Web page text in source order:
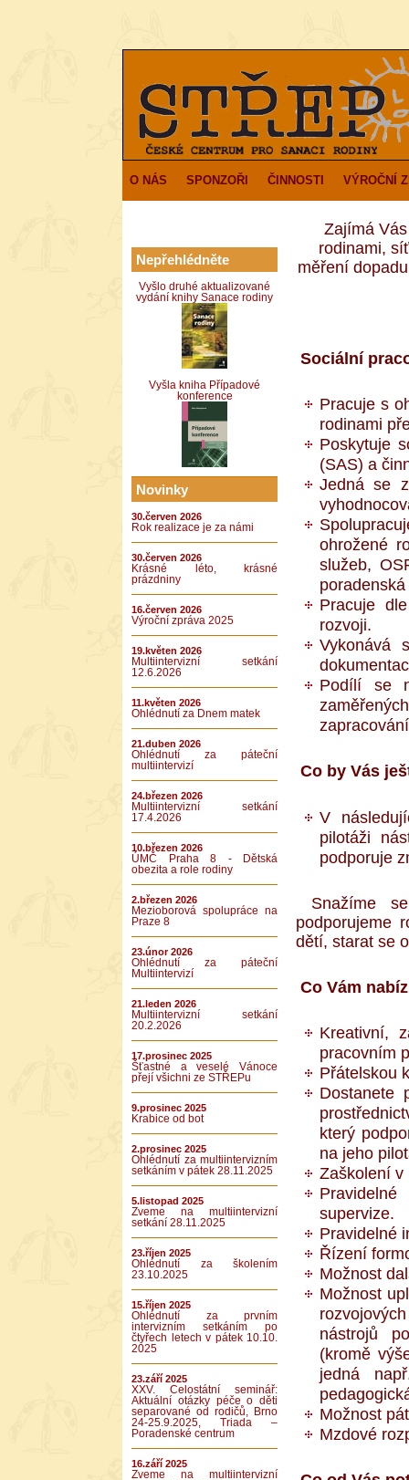
O NÁS SPONZOŘI ČINNOSTI VÝROČNÍ
Nepřehlédněte
Vyšlo druhé aktualizované
vydání knihy Sanace rodiny
Vyšla kniha Případové
konference
Novinky
30.červen 2026
Rok realizace je za námi
30.červen 2026
Krásné léto, krásné
prázdniny
16.červen 2026
Výroční zpráva 2025
19.květen 2026
Multiintervizní setkání
12.6.2026
11.květen 2026
Ohlédnutí za Dnem matek
21.duben 2026
Ohlédnutí za páteční
multiintervizí
24.březen 2026
Multiintervizní setkání
17.4.2026
10.březen 2026
ÚMČ Praha 8 - Dětská
obezita a role rodiny
2.březen 2026
Mezioborová spolupráce na
Praze 8
23.únor 2026
Ohlédnutí za páteční
Multiintervizí
21.leden 2026
Multiintervizní setkání
20.2.2026
17.prosinec 2025
Šťastné a veselé Vánoce
přejí všichni ze STŘEPu
9.prosinec 2025
Krabice od bot
2.prosinec 2025
Ohlédnutí za multiintervizním
setkáním v pátek 28.11.2025
5.listopad 2025
Zveme na multiintervizní
setkání 28.11.2025
23.říjen 2025
Ohlédnutí za školením
23.10.2025
15.říjen 2025
Ohlédnutí za prvním
intervizním setkáním po
čtyřech letech v pátek 10.10.
2025
23.září 2025
XXV. Celostátní seminář:
Aktuální otázky péče o děti
separované od rodičů, Brno
24-25.9.2025, Triada –
Poradenské centrum
16.září 2025
Zveme na multiintervizní
Zajímá
rodinami,
měření
Sociální
Pracuje s
rodinami
Poskytuje
(SAS) a
Jedná se
ohrožené
služeb,
Pracuje
rozvoji.
Vykonává
Podílí se
Co by Vás
V
pilotáži
podporuje
Snažíme
podporujeme
dětí, starat se
Co Vám
Kreativní,
pracovním
Přátelskou
Dostanete
který
na jeho
Zaškolení v
supervize.
Pravidelné
Řízení
Možnost
Možnost
nástrojů
(kromě
jedná
Možnost
Mzdové